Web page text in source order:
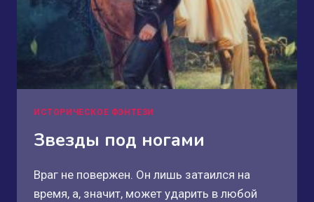
ИСТОРИЧЕСКОЕ ФЭНТЕЗИ
Звезды под ногами
Враг не повержен. Он лишь затаился на
время, а, значит, может ударить в любой